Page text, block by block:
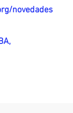
novedades